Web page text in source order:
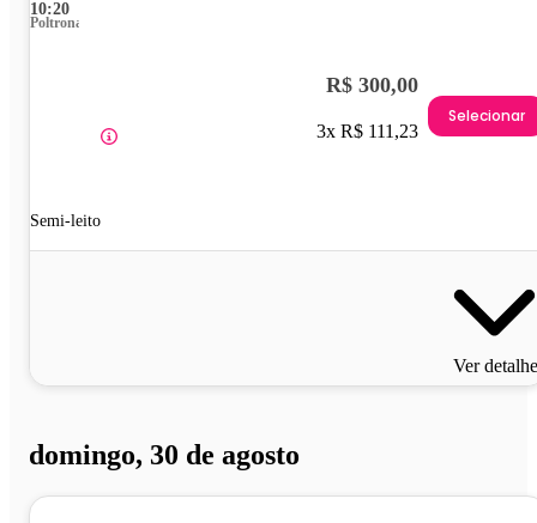
10:20
Poltrona
Semi-leito
R$ 300,00
3x R$ 111,23
Selecionar
Ver
domingo, 30 de agosto